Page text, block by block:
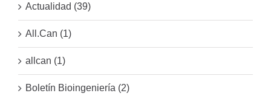
Actualidad (39)
All.Can (1)
allcan (1)
Boletín Bioingeniería (2)